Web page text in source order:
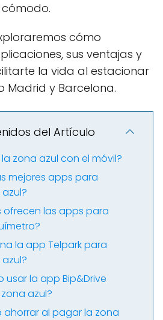
cómo
sus ventajas y
la vida al estacionar
Madrid y Barcelona.
del Artículo
zona azul con el móvil?
mejores apps para
ofrecen las apps para
la app Telpark para
usar la app Bip&Drive
azul?
ahorrar al pagar la zona